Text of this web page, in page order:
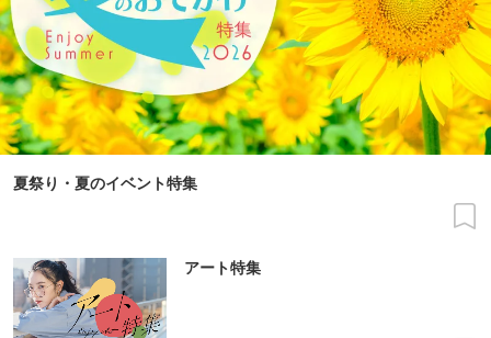
夏祭り・夏のイベント特集
アート特集